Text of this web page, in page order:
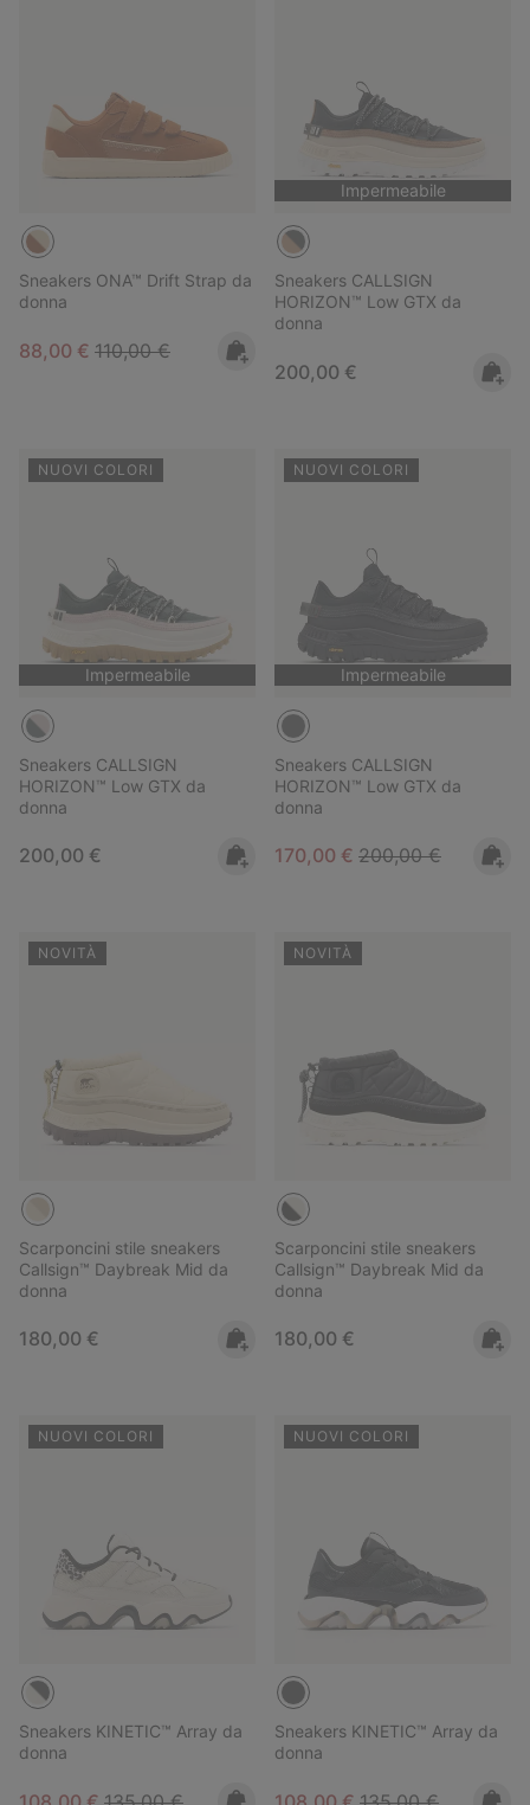
Sneakers ONA™ Drift Strap da
donna
Sale price:
88,00 € Regular price:
110,00 €
Impermeabile
Sneakers CALLSIGN
HORIZON™ Low GTX da
donna
Regular price:
200,00 €
NUOVI COLORI
Impermeabile
Sneakers CALLSIGN
HORIZON™ Low GTX da
donna
Regular price:
200,00 €
NUOVI COLORI
Impermeabile
Sneakers CALLSIGN
HORIZON™ Low GTX da
donna
Sale price:
170,00 € Regular price:
200,00 €
NOVITÀ
Scarponcini stile sneakers
Callsign™ Daybreak Mid da
donna
Regular price:
180,00 €
NOVITÀ
Scarponcini stile sneakers
Callsign™ Daybreak Mid da
donna
Regular price:
180,00 €
NUOVI COLORI
Sneakers KINETIC™ Array da
donna
Sale price:Regular price:
NUOVI COLORI
Sneakers KINETIC™ Array da
donna
Sale price:Regular price: